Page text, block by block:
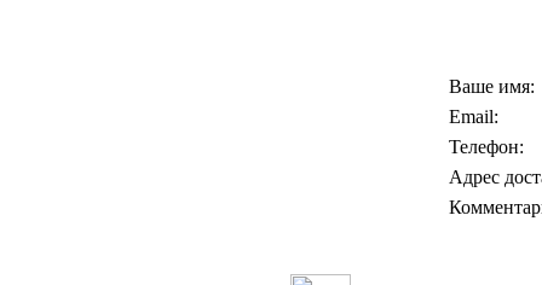
Ваше имя:
Email:
Телефон:
Адрес